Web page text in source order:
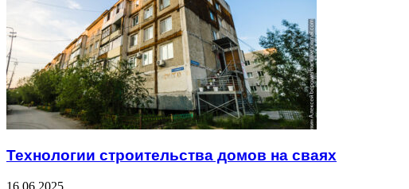
Технологии строительства домов на сваях
16.06.2025